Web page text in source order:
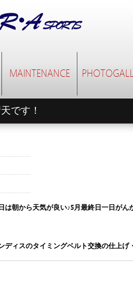
MAINTENANCE
です！
は朝から天気が良い♪5月最終日一日がん
ディスのタイミングベルト交換の仕上げ